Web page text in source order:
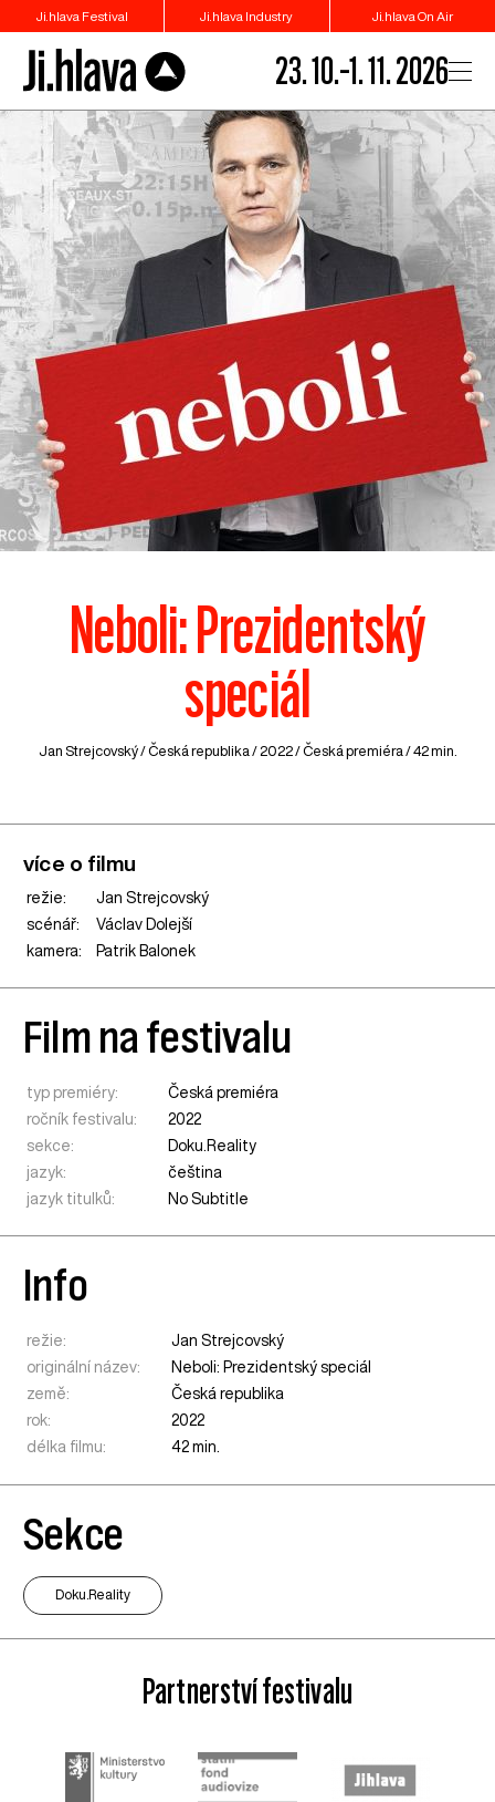
Ji.hlava Festival Ji.hlava Industry Ji.hlava On Air
23. 10.–1. 11. 2026
Neboli: Prezidentský
speciál
Jan Strejcovský /Česká republika / 2022 / Česká premiéra / 42 min.
více o filmu
režie:
Jan Strejcovský
scénář:
Václav Dolejší
kamera:
Patrik Balonek
Film na festivalu
typ premiéry:
Česká premiéra
ročník festivalu:
2022
sekce:
Doku.Reality
jazyk:
čeština
jazyk titulků:
No Subtitle
Info
režie:
Jan Strejcovský
originální název:
Neboli: Prezidentský speciál
země:
Česká republika
rok:
2022
délka filmu:
42 min.
Sekce
Doku.Reality
Partnerství festivalu